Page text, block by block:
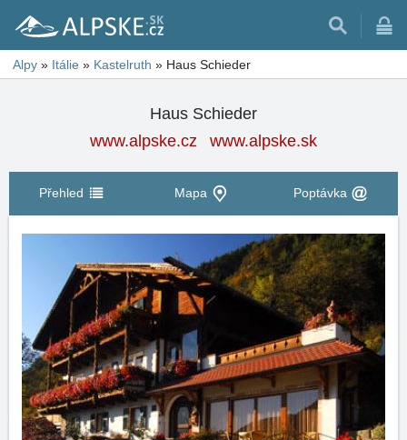
Alpy » Itálie » Kastelruth » Haus Schieder
Haus Schieder
www.alpske.cz
www.alpske.sk
Přehled Mapa Poptávka